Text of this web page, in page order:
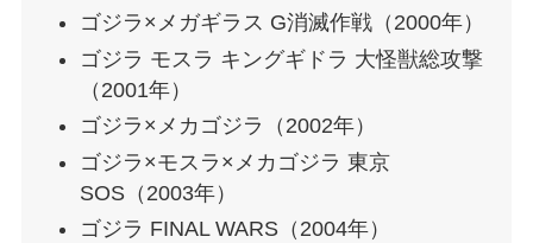
ゴジラ×メガギラス G消滅作戦（2000年）
ゴジラ モスラ キングギドラ 大怪獣総攻撃
（2001年）
ゴジラ×メカゴジラ（2002年）
ゴジラ×モスラ×メカゴジラ 東京
SOS（2003年）
ゴジラ FINAL WARS（2004年）